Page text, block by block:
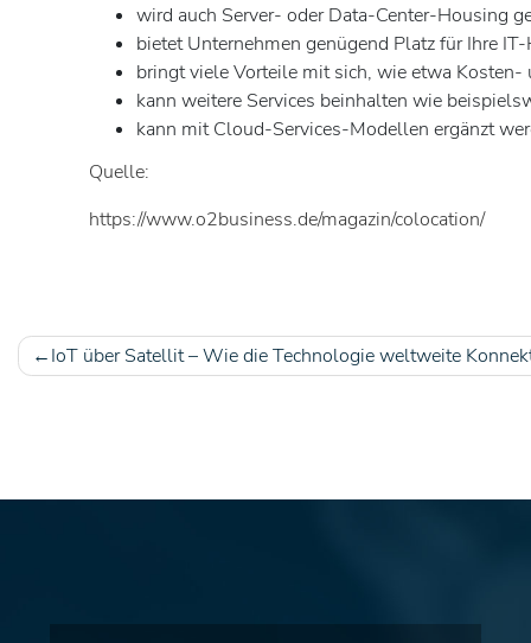
wird auch Server- oder Data-Center-Housing
bietet Unternehmen genügend Platz für Ihre
bringt viele Vorteile mit sich, wie etwa Kosten-
kann weitere Services beinhalten wie
kann mit Cloud-Services-Modellen ergänzt
Quelle:
https://www.o2business.de/magazin/colocation/
Beitragsnavigation
IoT über Satellit – Wie die Technologie weltweite